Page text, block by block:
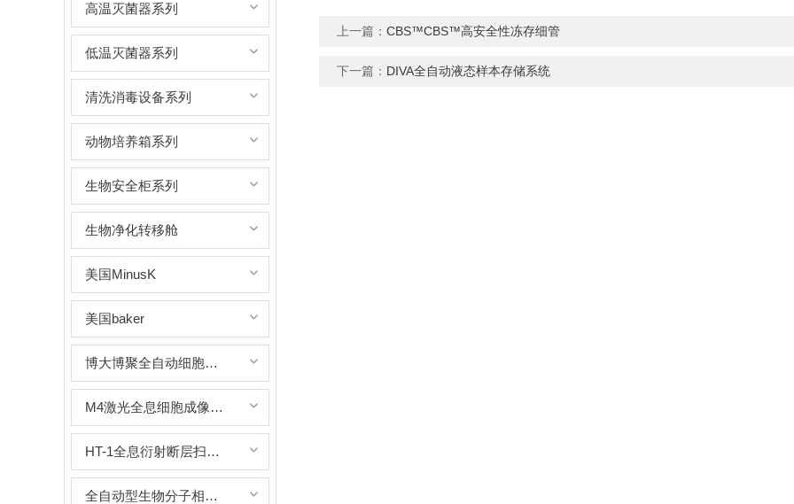
高温灭菌器系列
低温灭菌器系列
清洗消毒设备系列
动物培养箱系列
生物安全柜系列
生物净化转移舱
美国MinusK
美国baker
博大博聚全自动细胞计数器
M4激光全息细胞成像及分析系统
HT-1全息衍射断层扫描成像系统
全自动型生物分子相互作用分析系统
上一篇： CBS™CBS™高安全性冻存细管
下一篇： DIVA全自动液态样本存储系统